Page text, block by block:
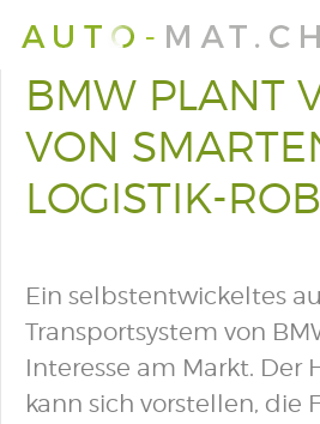
BMW PLANT
VON
LOGISTIK-
Ein selbstentwickeltes
Transportsystem von
Interesse am Markt. Der
kann sich vorstellen, die